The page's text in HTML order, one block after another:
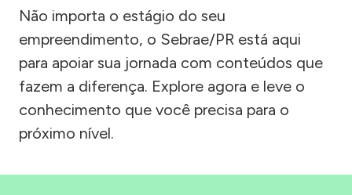
Não importa o estágio do seu
empreendimento, o Sebrae/PR está aqui
para apoiar sua jornada com conteúdos que
fazem a diferença. Explore agora e leve o
conhecimento que você precisa para o
próximo nível.